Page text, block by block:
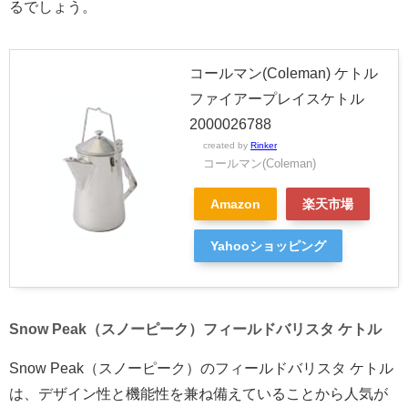
るでしょう。
コールマン(Coleman) ケトル
ファイアープレイスケトル
2000026788
created by Rinker
コールマン(Coleman)
Amazon 楽天市場
Yahooショッピング
Snow Peak（スノーピーク）フィールドバリスタ ケトル
Snow Peak（スノーピーク）のフィールドバリスタ ケトル
は、デザイン性と機能性を兼ね備えていることから人気が